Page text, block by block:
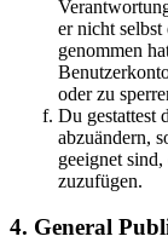
er nicht
genommen
oder zu
Du gestattest
abzuändern,
geeignet
zuzufügen.
4. General